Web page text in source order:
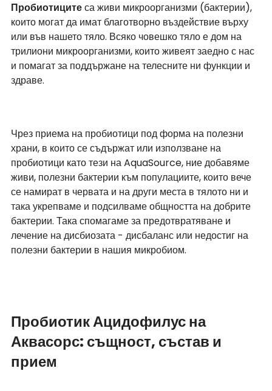
Пробиотиците са живи микроорганизми (бактерии),
които могат да имат благотворно въздействие върху
или във нашето тяло. Всяко човешко тяло е дом на
трилиони микроорганизми, които живеят заедно с нас
и помагат за поддържане на телесните ни функции и
здраве.
Чрез приема на пробиотици под форма на полезни
храни, в които се съдържат или използване на
пробиотици като тези на AquaSource, ние добавяме
живи, полезни бактерии към популациите, които вече
се намират в червата и на други места в тялото ни и
така укрепваме и подсилваме общността на добрите
бактерии. Така спомагаме за предотвратяване и
лечение на дисбиозата - дисбаланс или недостиг на
полезни бактерии в нашия микробиом.
Пробиотик Ацидофилус на
Аквасорс: същност, състав и
прием